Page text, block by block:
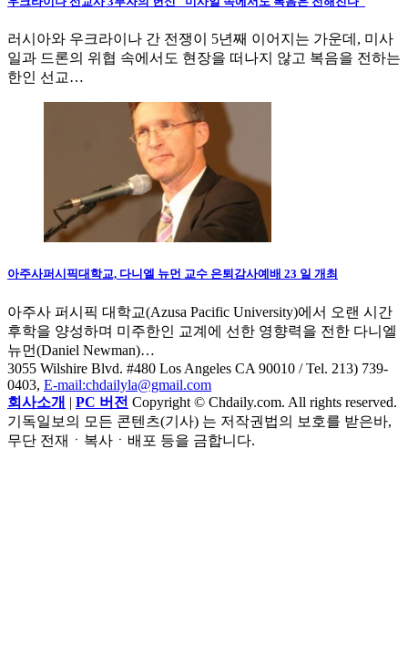
러시아와 우크라이나 간 전쟁이 5년째 이어지는 가운데, 미사
일과 드론의 위협 속에서도 현장을 떠나지 않고 복음을 전하는
한인 선교…
아주사퍼시픽대학교, 다니엘 뉴먼 교수 은퇴감사예배 23 일 개최
아주사 퍼시픽 대학교(Azusa Pacific University)에서 오랜 시간
후학을 양성하며 미주한인 교계에 선한 영향력을 전한 다니엘
뉴먼(Daniel Newman)…
3055 Wilshire Blvd. #480 Los Angeles CA 90010 / Tel. 213) 739-
0403, E-mail:chdailyla@gmail.com
회사소개 | PC 버전 Copyright © Chdaily.com. All rights reserved.
기독일보의 모든 콘텐츠(기사) 는 저작권법의 보호를 받은바,
무단 전재ㆍ복사ㆍ배포 등을 금합니다.